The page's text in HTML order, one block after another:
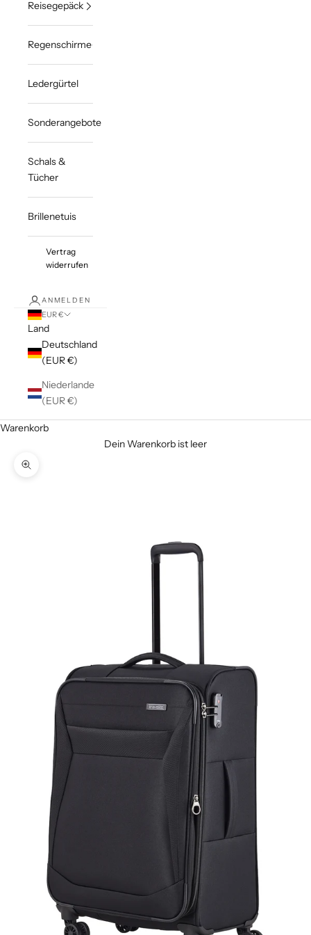
Reisegepäck
Regenschirme
Ledergürtel
Sonderangebote
Schals &
Tücher
Brillenetuis
Vertrag
widerrufen
ANMELDEN
EUR €
Land
Deutschland
(EUR €)
Niederlande
(EUR €)
Warenkorb
Dein Warenkorb ist leer
Bild vergrößern